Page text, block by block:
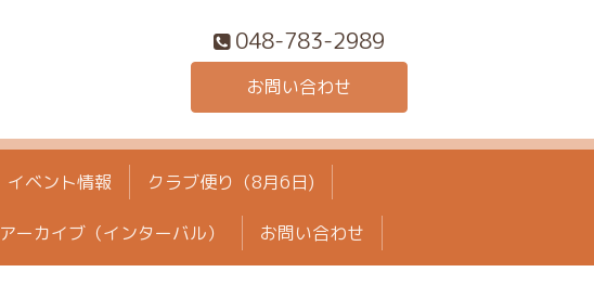
048-783-2989
お問い合わせ
イベント情報 クラブ便り（8月6日)
アーカイブ（インターバル） お問い合わせ